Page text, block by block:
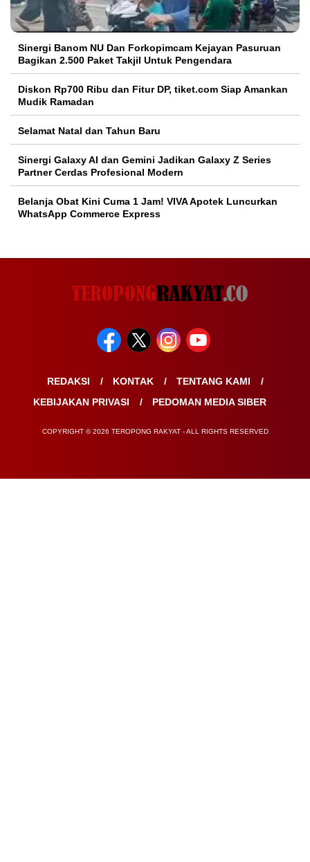
Sinergi Banom NU Dan Forkopimcam Kejayan Pasuruan
Bagikan 2.500 Paket Takjil Untuk Pengendara
Diskon Rp700 Ribu dan Fitur DP, tiket.com Siap Amankan
Mudik Ramadan
Selamat Natal dan Tahun Baru
Sinergi Galaxy AI dan Gemini Jadikan Galaxy Z Series
Partner Cerdas Profesional Modern
Belanja Obat Kini Cuma 1 Jam! VIVA Apotek Luncurkan
WhatsApp Commerce Express
REDAKSI KONTAK
TENTANG KAMI
KEBIJAKAN PRIVASI
PEDOMAN MEDIA SIBER
COPYRIGHT © 2026 TEROPONG RAKYAT - ALL RIGHTS RESERVED